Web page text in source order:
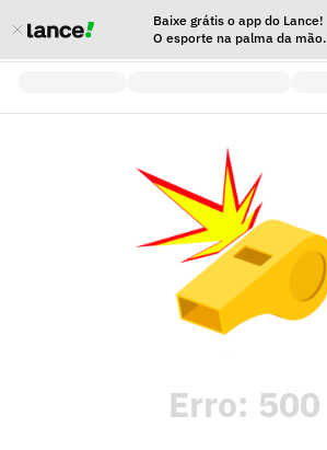
Baixe grátis o app do Lance!
O esporte na palma da mão.
Erro: 500